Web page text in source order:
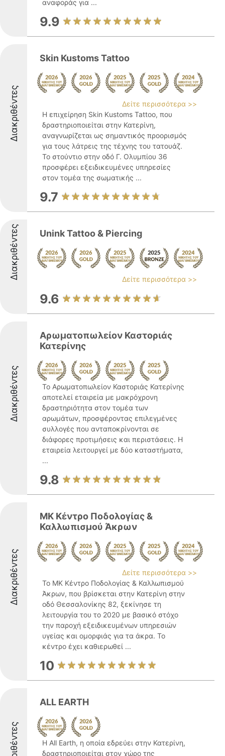
αναφοράς για ...
9.9
Διακριθέντες
Skin Kustoms Tattoo
Δείτε περισσότερα >>
Η επιχείρηση Skin Kustoms Tattoo, που
δραστηριοποιείται στην Κατερίνη,
αναγνωρίζεται ως σημαντικός προορισμός
για τους λάτρεις της τέχνης του τατουάζ.
Το στούντιο στην οδό Γ. Ολυμπίου 36
προσφέρει εξειδικευμένες υπηρεσίες
στον τομέα της σωματικής ...
9.7
Διακριθέντες Unink Tattoo & Piercing
Δείτε περισσότερα >>
9.6
Διακριθέντες
Αρωματοπωλείον Καστοριάς
Κατερίνης
Το Αρωματοπωλείον Καστοριάς Κατερίνης
αποτελεί εταιρεία με μακρόχρονη
δραστηριότητα στον τομέα των
αρωμάτων, προσφέροντας επιλεγμένες
συλλογές που ανταποκρίνονται σε
διάφορες προτιμήσεις και περιστάσεις. Η
εταιρεία λειτουργεί με δύο καταστήματα,
...
9.8
Διακριθέντες
ΜΚ Κέντρο Ποδολογίας &
Καλλωπισμού Άκρων
Δείτε περισσότερα >>
Το ΜΚ Κέντρο Ποδολογίας & Καλλωπισμού
Άκρων, που βρίσκεται στην Κατερίνη στην
οδό Θεσσαλονίκης 82, ξεκίνησε τη
λειτουργία του το 2020 με βασικό στόχο
την παροχή εξειδικευμένων υπηρεσιών
υγείας και ομορφιάς για τα άκρα. Το
κέντρο έχει καθιερωθεί ...
10
ALL EARTH
Η All Earth, η οποία εδρεύει στην Κατερίνη,
δραστηριοποιείται στον χώρο της